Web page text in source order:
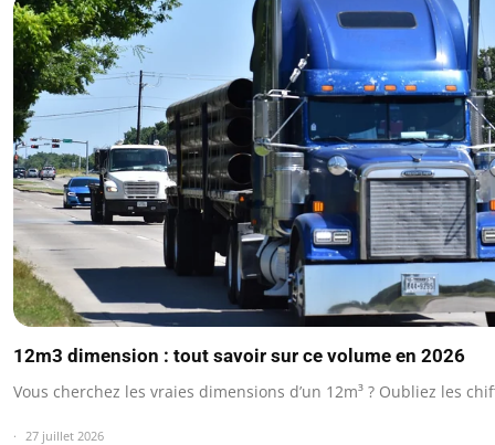
12m3 dimension : tout savoir sur ce volume en 2026
Vous cherchez les vraies dimensions d’un 12m³ ? Oubliez les
27 juillet 2026